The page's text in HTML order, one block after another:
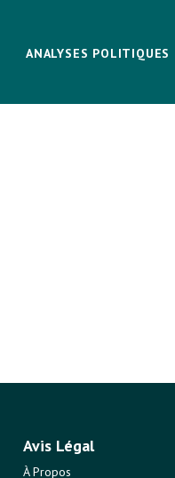
ANALYSES POLITIQUES
Avis Légal
À Propos